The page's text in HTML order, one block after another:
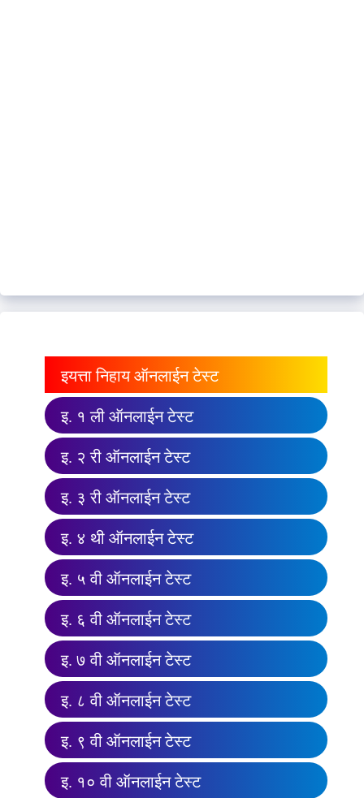
इयत्ता निहाय ऑनलाईन टेस्ट
इ. १ ली ऑनलाईन टेस्ट
इ. २ री ऑनलाईन टेस्ट
इ. ३ री ऑनलाईन टेस्ट
इ. ४ थी ऑनलाईन टेस्ट
इ. ५ वी ऑनलाईन टेस्ट
इ. ६ वी ऑनलाईन टेस्ट
इ. ७ वी ऑनलाईन टेस्ट
इ. ८ वी ऑनलाईन टेस्ट
इ. ९ वी ऑनलाईन टेस्ट
इ. १० वी ऑनलाईन टेस्ट